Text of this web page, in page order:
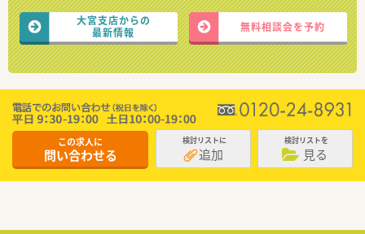
大宮支店からの
最新情報
無料相談会を予約
この求人に
問い合わせる
検討リストに
追加
検討リストを
見る